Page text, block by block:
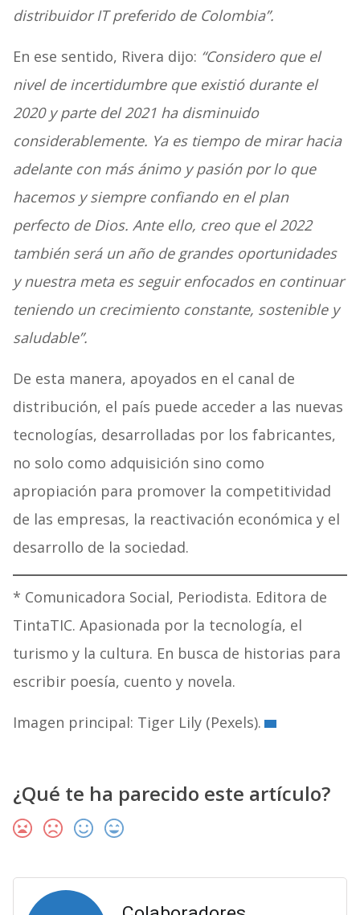
distribuidor IT preferido de Colombia”.
En ese sentido, Rivera dijo: “Considero que el
nivel de incertidumbre que existió durante el
2020 y parte del 2021 ha disminuido
considerablemente. Ya es tiempo de mirar hacia
adelante con más ánimo y pasión por lo que
hacemos y siempre confiando en el plan
perfecto de Dios. Ante ello, creo que el 2022
también será un año de grandes oportunidades
y nuestra meta es seguir enfocados en continuar
teniendo un crecimiento constante, sostenible y
saludable”.
De esta manera, apoyados en el canal de
distribución, el país puede acceder a las nuevas
tecnologías, desarrolladas por los fabricantes,
no solo como adquisición sino como
apropiación para promover la competitividad
de las empresas, la reactivación económica y el
desarrollo de la sociedad.
* Comunicadora Social, Periodista. Editora de
TintaTIC. Apasionada por la tecnología, el
turismo y la cultura. En busca de historias para
escribir poesía, cuento y novela.
Imagen principal: Tiger Lily (Pexels).
¿Qué te ha parecido este artículo?